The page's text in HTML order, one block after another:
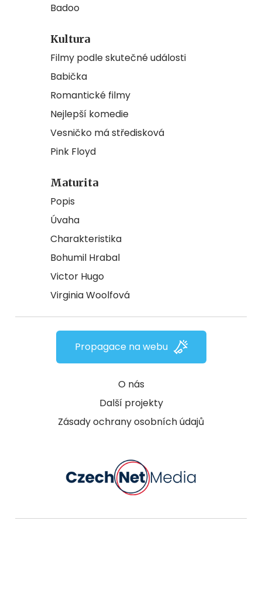
Badoo
Kultura
Filmy podle skutečné události
Babička
Romantické filmy
Nejlepší komedie
Vesničko má středisková
Pink Floyd
Maturita
Popis
Úvaha
Charakteristika
Bohumil Hrabal
Victor Hugo
Virginia Woolfová
O nás
Další projekty
Zásady ochrany osobních údajů
Propagace na webu